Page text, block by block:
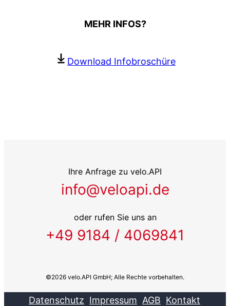
MEHR INFOS?
Download Infobroschüre
Ihre Anfrage zu velo.API
info@veloapi.de
oder rufen Sie uns an
+49 9184 / 4069841
©2026 velo.API GmbH; Alle Rechte vorbehalten.
Datenschutz Impressum AGB Kontakt